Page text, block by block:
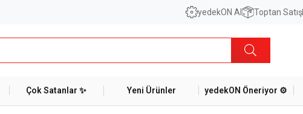
yedekON AI Toptan Satış
Çok Satanlar ✨ Yeni Ürünler yedekON Öneriyor ⚙️